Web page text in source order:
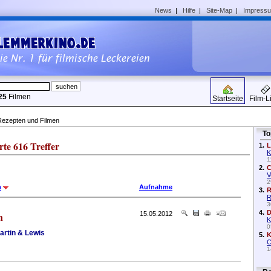
News | Hilfe | Site-Map |
Filmen Startseite Film-
und Filmen
616 Treffer
Aufnahme
& Lewis
15.05.2012
1.
2.
3.
4.
5.